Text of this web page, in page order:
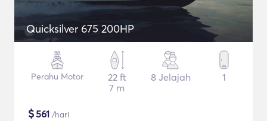
Quicksilver 675 200HP
Perahu Motor
22 ft
7 m
8 Jelajah 1
$561 /hari